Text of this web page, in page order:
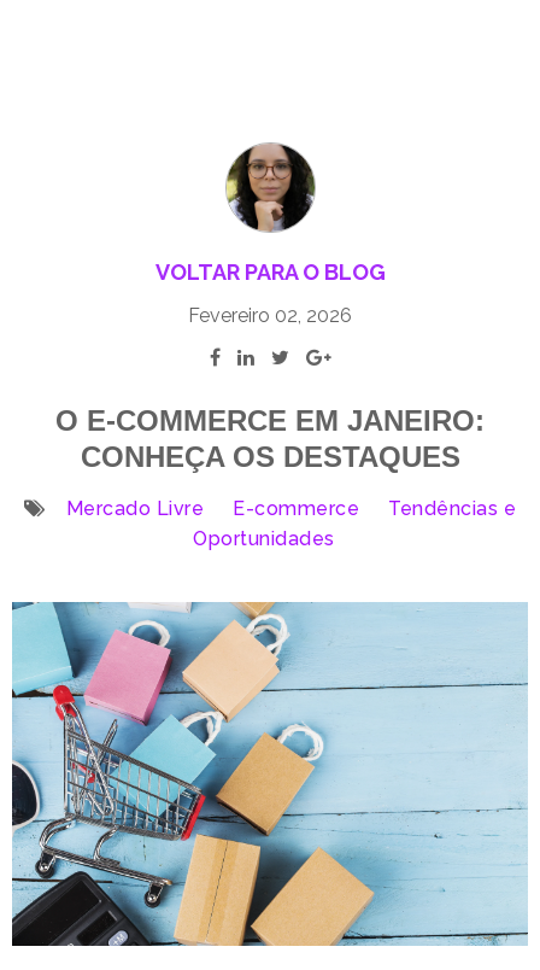
VOLTAR PARA O BLOG
Fevereiro 02, 2026
O E-COMMERCE EM JANEIRO:
CONHEÇA OS DESTAQUES
Mercado Livre E-commerce
Tendências e
Oportunidades